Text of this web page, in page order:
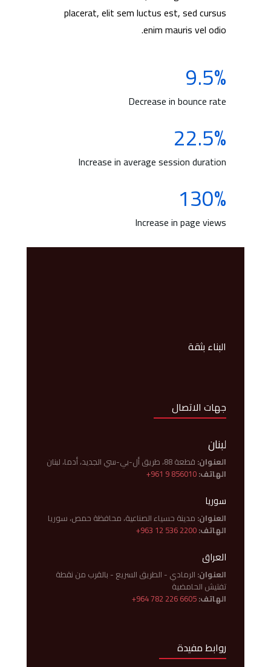
placerat, elit sem luctus est, sed cursus
enim mauris vel odio.
9.5%
Decrease in bounce rate
22.5%
Increase in average session duration
130%
Increase in page views
البناء بثقة
جهات الاتصال
لبنان
العنوان: قطعة 88، طريق أل-بي-سي الجديد، أدما، لبنان
الهاتف:+961 9 856010
سوريا
العنوان: مدينة حسياء الصناعية، محافظة حمص، سوريا
الهاتف:+963 12 536 2200
العراق
العنوان: الرمادي - الطريق السريع - بالقرب من نقطة
تفتيش الحامضية
الهاتف:+964 782 226 6605
روابط مفيدة